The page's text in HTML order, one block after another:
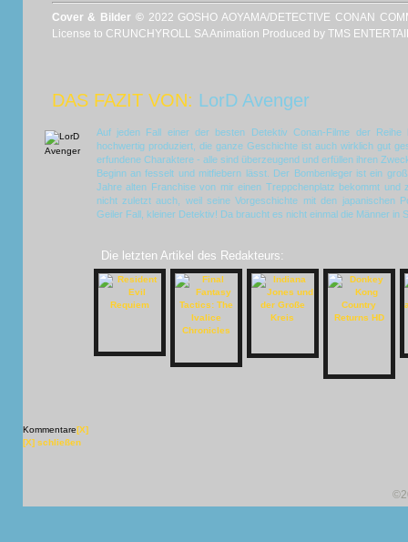
Cover & Bilder © 2022 GOSHO AOYAMA/DETECTIVE CONAN
License to CRUNCHYROLL SA Animation Produced by TMS
DAS FAZIT VON: LorD Avenger
Auf jeden Fall einer der besten Detektiv Conan-Filme der
hochwertig produziert, die ganze Geschichte ist auch wirklich gut
erfundene Charaktere - alle sind überzeugend und erfüllen ihren
Beginn an fesselt und mitfiebern lässt. Der Bombenleger ist ein
Jahre alten Franchise von mir einen Treppchenplatz bekommt und
nicht zuletzt auch, weil seine Vorgeschichte mit den japanischen
Geiler Fall, kleiner Detektiv! Da braucht es nicht einmal die Männer in
Die letzten Artikel des Redakteurs:
Kommentare[X]
[X] schließen